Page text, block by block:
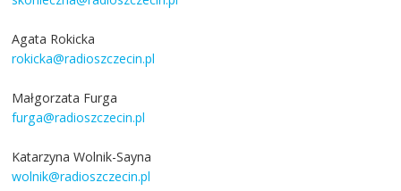
Agata Rokicka
rokicka@radioszczecin.pl
Małgorzata Furga
furga@radioszczecin.pl
Katarzyna Wolnik-Sayna
wolnik@radioszczecin.pl